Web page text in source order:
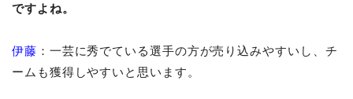
ですよね。
伊藤 ：一芸に秀でている選手の方が売り込みやすいし、チ
ームも獲得しやすいと思います。